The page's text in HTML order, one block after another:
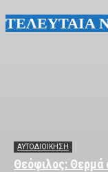
ΤΕΛΕΥΤΑΙΑ
ΑΥΤΟΔΙΟΙΚΗΣΗ
Θεόφιλος: Θερμά